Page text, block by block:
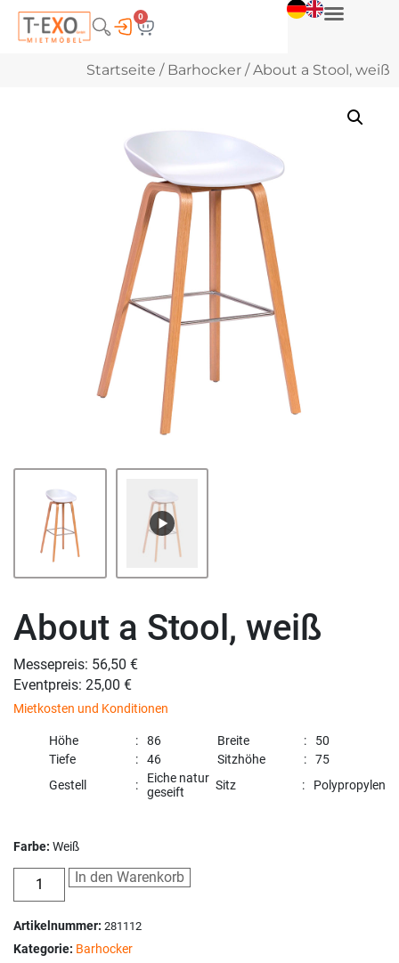
0
Startseite / Barhocker / About a Stool, weiß
About a Stool, weiß
Messepreis: 56,50 €
Eventpreis: 25,00 €
Mietkosten und Konditionen
Höhe 86 Breite
50
Tiefe
46 Sitzhöhe
75
Gestell
Eiche natur
geseift
Sitz Polypropylen
Farbe: Weiß
In den Warenkorb
Artikelnummer: 281112
Kategorie: Barhocker